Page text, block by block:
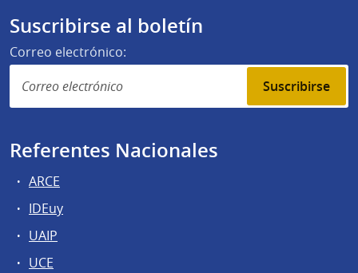
Suscribirse al boletín
Correo electrónico:
Suscribirse
Referentes Nacionales
ARCE
IDEuy
UAIP
UCE